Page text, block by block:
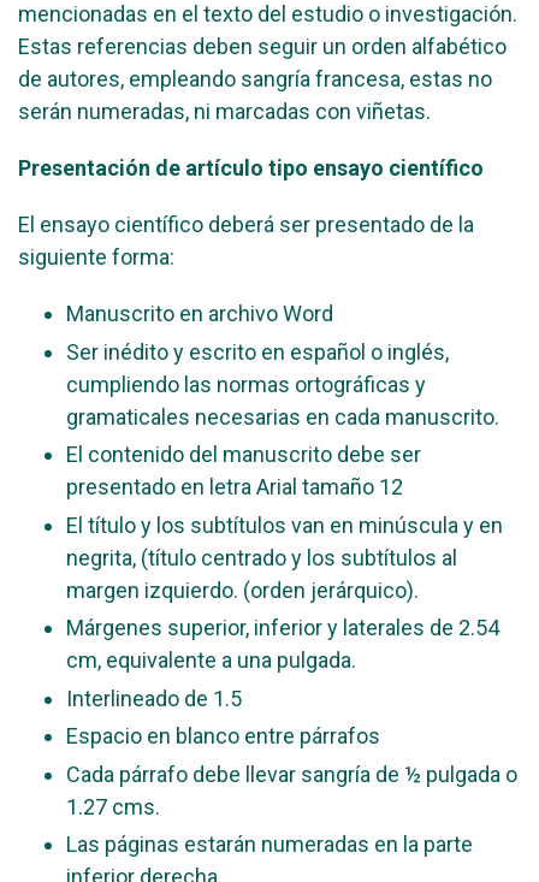
mencionadas en el texto del estudio o investigación.
Estas referencias deben seguir un orden alfabético
de autores, empleando sangría francesa, estas no
serán numeradas, ni marcadas con viñetas.
Presentación de artículo tipo ensayo científico
El ensayo científico deberá ser presentado de la
siguiente forma:
Manuscrito en archivo Word
Ser inédito y escrito en español o inglés,
cumpliendo las normas ortográficas y
gramaticales necesarias en cada manuscrito.
El contenido del manuscrito debe ser
presentado en letra Arial tamaño 12
El título y los subtítulos van en minúscula y en
negrita, (título centrado y los subtítulos al
margen izquierdo. (orden jerárquico).
Márgenes superior, inferior y laterales de 2.54
cm, equivalente a una pulgada.
Interlineado de 1.5
Espacio en blanco entre párrafos
Cada párrafo debe llevar sangría de ½ pulgada o
1.27 cms.
Las páginas estarán numeradas en la parte
inferior derecha.